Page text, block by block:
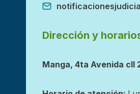
Dirección y
Manga, 4ta Avenida cll